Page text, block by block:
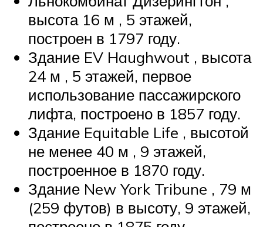
высота 16 м , 5 этажей,
построен в 1797 году.
Здание EV Haughwout , высота
24 м , 5 этажей, первое
использование пассажирского
лифта, построено в 1857 году.
Здание Equitable Life , высотой
не менее 40 м , 9 этажей,
построенное в 1870 году.
Здание New York Tribune , 79 м
(259 футов) в высоту, 9 этажей,